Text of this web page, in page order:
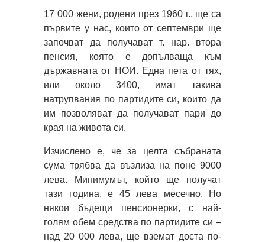
17 000 жени, родени през 1960 г., ще са
първите у нас, които от септември ще
започват да получават т. нар. втора
пенсия, която е допълваща към
държавната от НОИ. Една пета от тях,
или около 3400, имат такива
натрупвания по партидите си, които да
им позволяват да получават пари до
края на живота си.
Изчислено е, че за целта събраната
сума трябва да възлиза на поне 9000
лева. Минимумът, който ще получат
тази година, е 45 лева месечно. Но
някои бъдещи пенсионерки, с най-
голям обем средства по партидите си –
над 20 000 лева, ще вземат доста по-